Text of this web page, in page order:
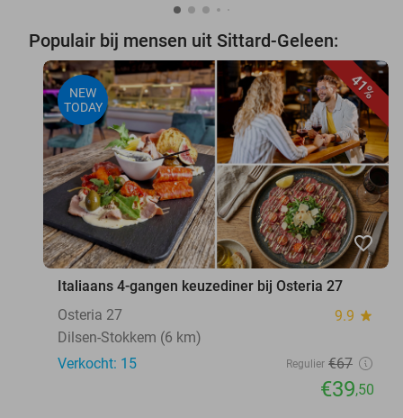
Populair bij mensen uit Sittard-Geleen:
41%
NEW
TODAY
favorite_border
Italiaans 4-gangen keuzediner bij Osteria 27
Osteria 27
9.9 star
Dilsen-Stokkem (6 km)
Verkocht: 15
Regulier €67
€39,50